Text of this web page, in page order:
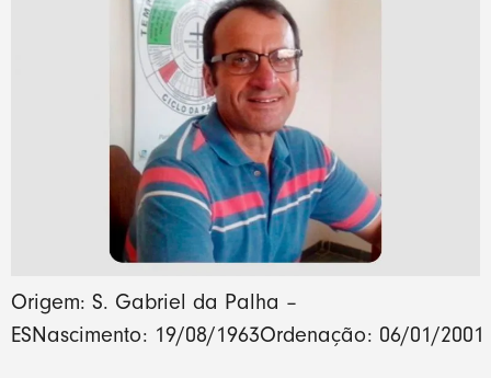
Origem: S. Gabriel da Palha –
ESNascimento: 19/08/1963Ordenação: 06/01/2001